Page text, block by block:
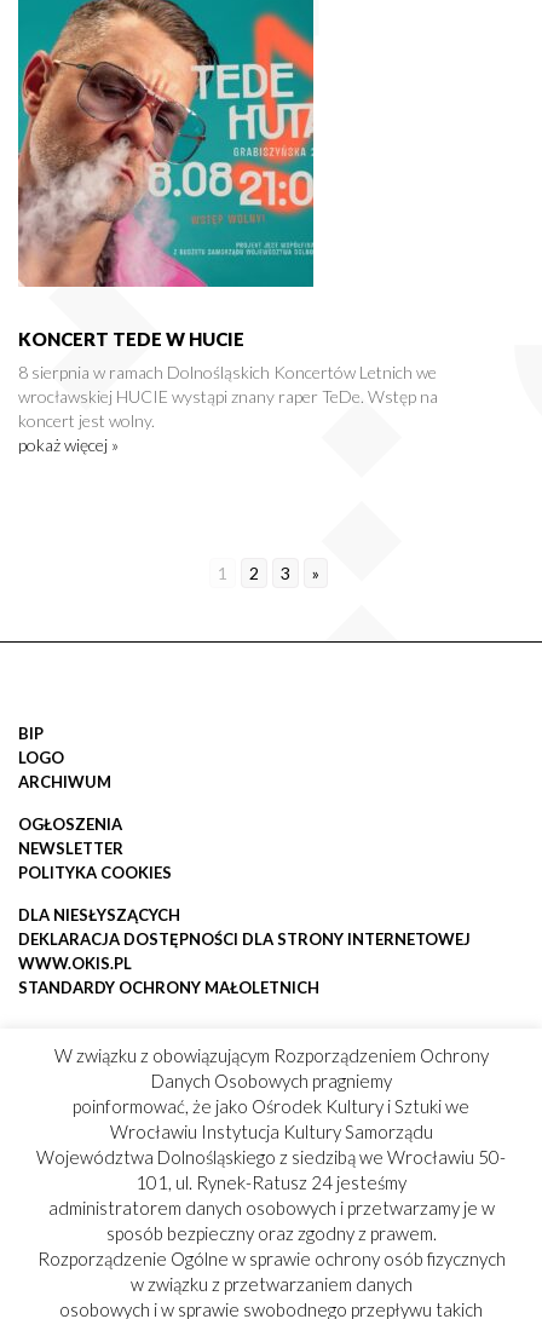
KONCERT TEDE W HUCIE
8 sierpnia w ramach Dolnośląskich Koncertów Letnich we
wrocławskiej HUCIE wystąpi znany raper TeDe. Wstęp na
koncert jest wolny.
pokaż więcej »
1 2 3 »
BIP
LOGO
ARCHIWUM
OGŁOSZENIA
NEWSLETTER
POLITYKA COOKIES
DLA NIESŁYSZĄCYCH
DEKLARACJA DOSTĘPNOŚCI DLA STRONY INTERNETOWEJ
WWW.OKIS.PL
STANDARDY OCHRONY MAŁOLETNICH
W związku z obowiązującym Rozporządzeniem Ochrony
Danych Osobowych pragniemy
poinformować, że jako Ośrodek Kultury i Sztuki we
Wrocławiu Instytucja Kultury Samorządu
Województwa Dolnośląskiego z siedzibą we Wrocławiu 50-
101, ul. Rynek-Ratusz 24 jesteśmy
administratorem danych osobowych i przetwarzamy je w
sposób bezpieczny oraz zgodny z prawem.
Rozporządzenie Ogólne w sprawie ochrony osób fizycznych
w związku z przetwarzaniem danych
osobowych i w sprawie swobodnego przepływu takich